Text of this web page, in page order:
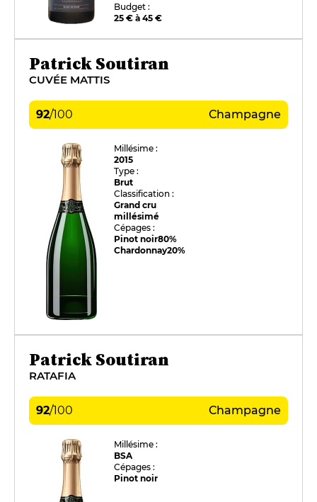
Budget :
25 € à 45 €
Patrick Soutiran
CUVÉE MATTIS
92/100 Champagne
Millésime :
2015
Type :
Brut
Classification :
Grand cru
millésimé
Cépages :
Pinot noir80%
Chardonnay20%
Patrick Soutiran
RATAFIA
92/100 Champagne
Millésime :
BSA
Cépages :
Pinot noir